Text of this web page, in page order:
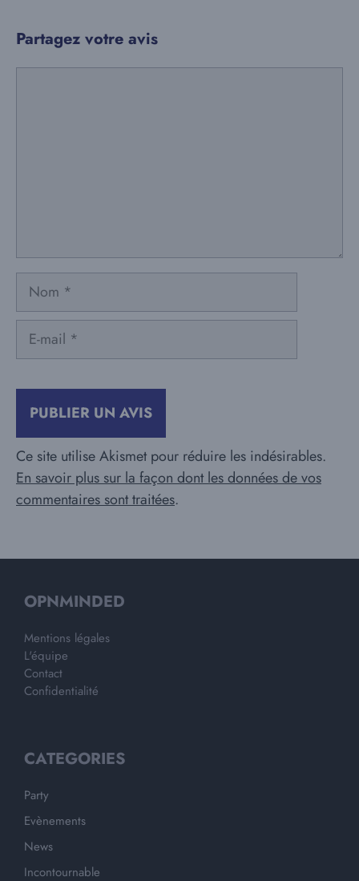
Partagez votre avis
Nom
Ce site utilise Akismet pour réduire les indésirables.
En savoir plus sur la façon dont les données de vos
commentaires sont traitées.
OPNMINDED
Mentions légales
L'équipe
Contact
Confidentialité
CATEGORIES
Party
Evènements
News
Incontournable